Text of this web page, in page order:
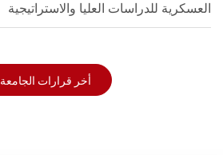
العسكرية للدراسات العليا والاستراتيجية
أخر قرارات الجامعة